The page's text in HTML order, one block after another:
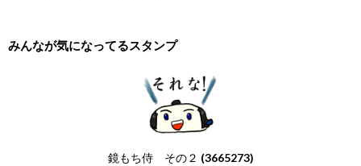
みんなが気になってるスタンプ
鏡もち侍 その２ (3665273)